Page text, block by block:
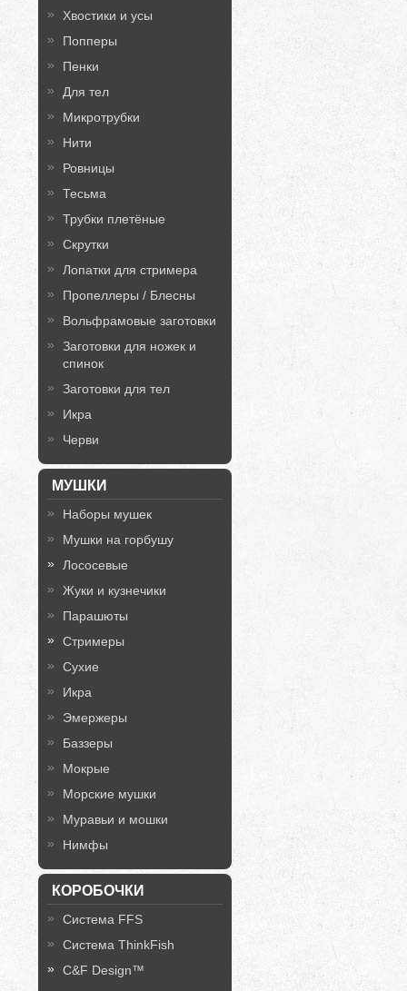
Хвостики и усы
Попперы
Пенки
Для тел
Микротрубки
Нити
Ровницы
Тесьма
Трубки плетёные
Скрутки
Лопатки для стримера
Пропеллеры / Блесны
Вольфрамовые заготовки
Заготовки для ножек и
спинок
Заготовки для тел
Икра
Черви
МУШКИ
Наборы мушек
Мушки на горбушу
Лососевые
Жуки и кузнечики
Парашюты
Стримеры
Сухие
Икра
Эмержеры
Баззеры
Мокрые
Морские мушки
Муравьи и мошки
Нимфы
КОРОБОЧКИ
Система FFS
Система ThinkFish
C&F Design™